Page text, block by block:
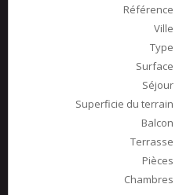
Référence
Ville
Type
Surface
Séjour
Superficie du terrain
Balcon
Terrasse
Pièces
Chambres